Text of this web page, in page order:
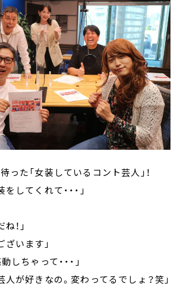
った「女装しているコント芸人」！
してくれて・・・」
！」
ざいます」
しちゃって・・・」
人が好きなの。変わってるでしょ？笑」